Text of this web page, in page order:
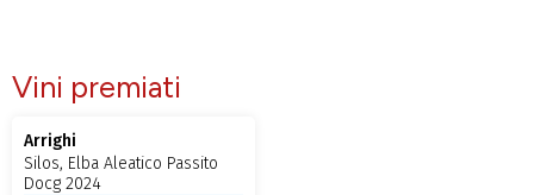
Vini premiati
Arrighi
Silos, Elba Aleatico Passito
Docg 2024